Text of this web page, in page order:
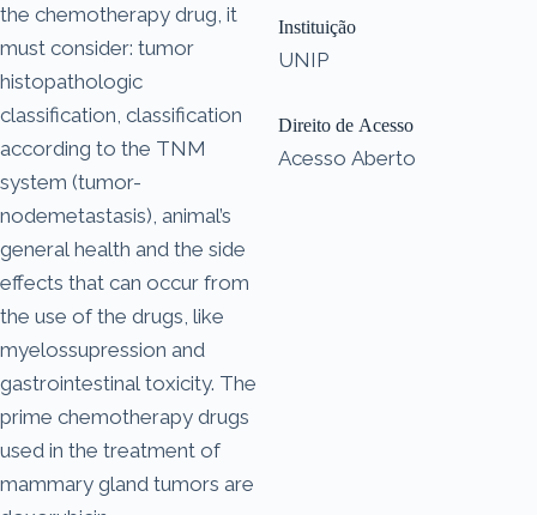
the chemotherapy drug, it
must consider: tumor
histopathologic
classification, classification
according to the TNM
system (tumor-
nodemetastasis), animal’s
general health and the side
effects that can occur from
the use of the drugs, like
myelossupression and
gastrointestinal toxicity. The
prime chemotherapy drugs
used in the treatment of
mammary gland tumors are
Instituição
UNIP
Direito de Acesso
Acesso Aberto